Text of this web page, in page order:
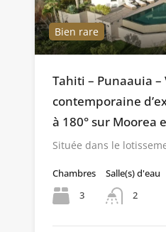
Bien rare
Tahiti – Punaauia –
contemporaine
à 180° sur Moorea
Située dans le
Chambres
3
Salle(s) d'eau
2